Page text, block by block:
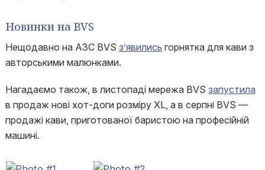
Новинки на BVS
Нещодавно на АЗС BVS з’явились горнятка для кави з
авторськими малюнками.
Нагадаємо також, в листопаді мережа BVS запустила
в продаж нові хот-доги розміру XL, а в серпні BVS —
продажі кави, приготованої баристою на професійній
машині.